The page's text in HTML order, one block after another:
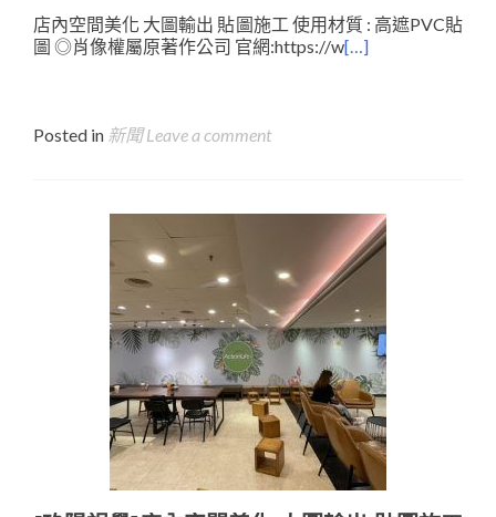
店內空間美化 大圖輸出 貼圖施工 使用材質 : 高遮PVC貼
圖 ◎肖像權屬原著作公司 官網:https://w[…]
Posted in 新聞 Leave a comment